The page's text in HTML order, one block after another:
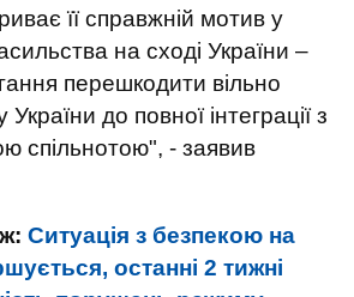
її справжній мотив у
на сході України –
перешкодити вільно
до повної інтеграції з
спільнотою", - заявив
Ситуація з безпекою на
останні 2 тижні